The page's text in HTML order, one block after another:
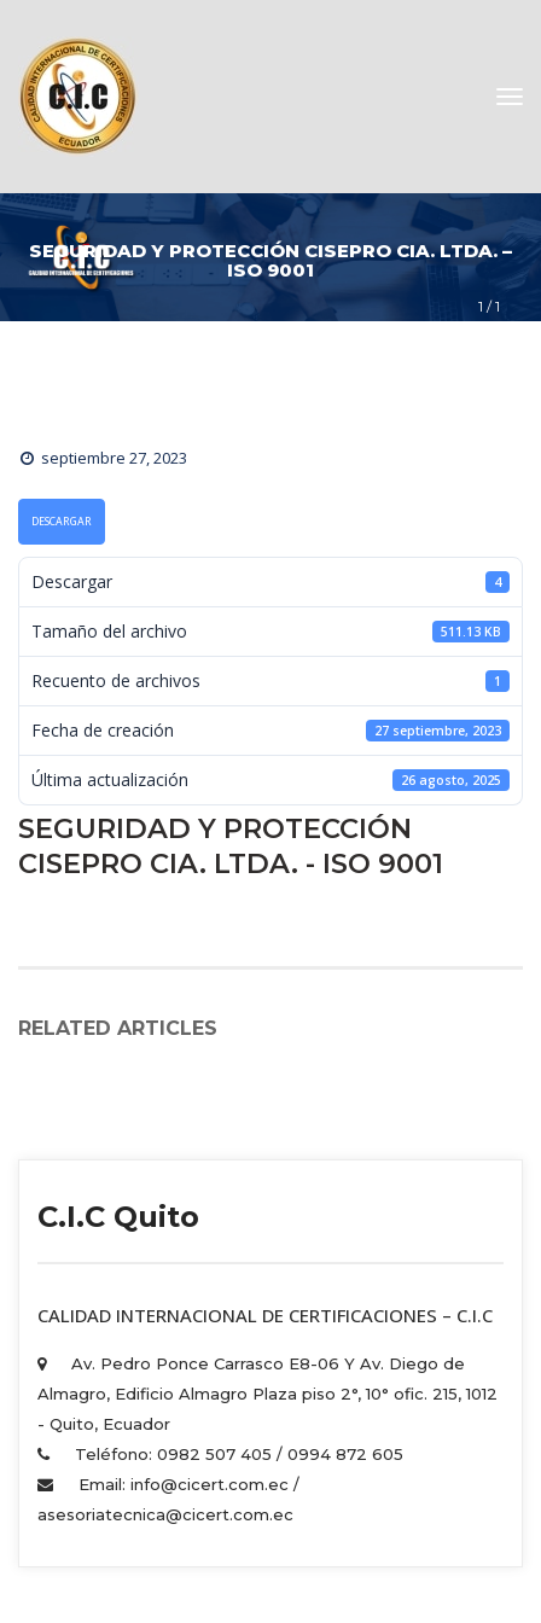
1 / 1
SEGURIDAD Y PROTECCIÓN CISEPRO CIA. LTDA. –
ISO 9001
eptiembre 27, 2023
DESCARGAR
Descargar 4
Tamaño del archivo 511.13 KB
Recuento de archivos 1
Fecha de creación 27 septiembre, 2023
Última actualización 26 agosto, 2025
SEGURIDAD Y PROTECCIÓN
CISEPRO CIA. LTDA. - ISO 9001
RELATED ARTICLES
C.I.C Quito
CALIDAD INTERNACIONAL DE CERTIFICACIONES – C.I.C
Av. Pedro Ponce Carrasco E8-06 Y Av. Diego de
Almagro, Edificio Almagro Plaza piso 2°, 10° ofic. 215, 1012
- Quito, Ecuador
Teléfono: 0982 507 405 / 0994 872 605
Email: info@cicert.com.ec /
asesoriatecnica@cicert.com.ec